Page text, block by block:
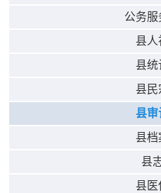
公务
县人
县统
县民
县审
县档
县
县医